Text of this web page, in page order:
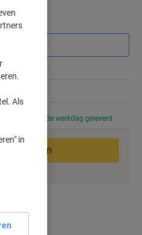
volgende werkdag geleverd
Als
in